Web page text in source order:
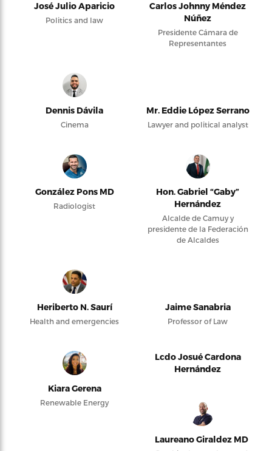
José Julio Aparicio
Politics and law
Carlos Johnny Méndez
Núñez
Presidente Cámara de
Representantes
Dennis Dávila
Cinema
Mr. Eddie López Serrano
Lawyer and political analyst
González Pons MD
Radiologist
Hon. Gabriel “Gaby”
Hernández
Alcalde de Camuy y
presidente de la Federación
de Alcaldes
Heriberto N. Saurí
Health and emergencies
Jaime Sanabria
Professor of Law
Kiara Gerena
Renewable Energy
Lcdo Josué Cardona
Hernández
Laureano Giraldez MD